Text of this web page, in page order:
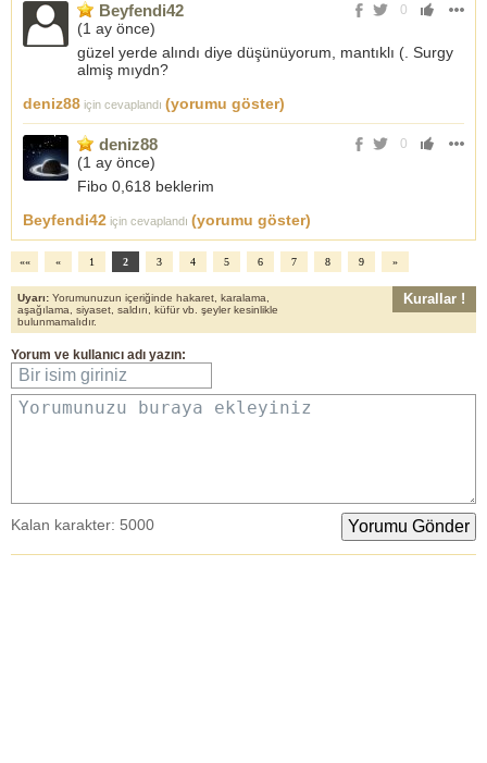
0
Beyfendi42
(1 ay önce)
güzel yerde alındı diye düşünüyorum, mantıklı (. Surgy
almiş mıydn?
deniz88 için cevaplandı (yorumu göster)
0
deniz88
(1 ay önce)
Fibo 0,618 beklerim
Beyfendi42 için cevaplandı (yorumu göster)
«« « 1 2 3 4 5 6 7 8 9 »
Uyarı: Yorumunuzun içeriğinde hakaret, karalama,
aşağılama, siyaset, saldırı, küfür vb. şeyler kesinlikle
bulunmamalıdır.
Kurallar !
Yorum ve kullanıcı adı yazın:
Bir isim giriniz
Yorumunuzu buraya ekleyiniz
Kalan karakter: 5000